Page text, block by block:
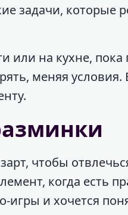
задачи, которые
или на кухне, пока
меняя условия.
чтобы
когда есть
игры и хочется